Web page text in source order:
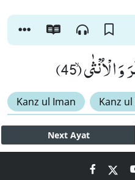
(45)
Kanz ul Iman Kanz
Next Ayat